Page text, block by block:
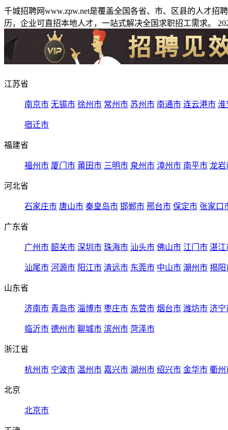
千城招聘网www.zpw.net是覆盖全国各省、市、区县的人才
历，企业可直招本地人才，一站式解决全国求职招工需求。
江苏省
南京市 无锡市 徐州市 常州市 苏州市 南通市 连云港市 淮
宿迁市
福建省
福州市 厦门市 莆田市 三明市 泉州市 漳州市 南平市 龙岩
河北省
石家庄市 唐山市 秦皇岛市 邯郸市 邢台市 保定市 张家口
广东省
广州市 韶关市 深圳市 珠海市 汕头市 佛山市 江门市 湛江
汕尾市 河源市 阳江市 清远市 东莞市 中山市 潮州市 揭阳
山东省
济南市 青岛市 淄博市 枣庄市 东营市 烟台市 潍坊市 济宁
临沂市 德州市 聊城市 滨州市 菏泽市
浙江省
杭州市 宁波市 温州市 嘉兴市 湖州市 绍兴市 金华市 衢州
北京
北京市